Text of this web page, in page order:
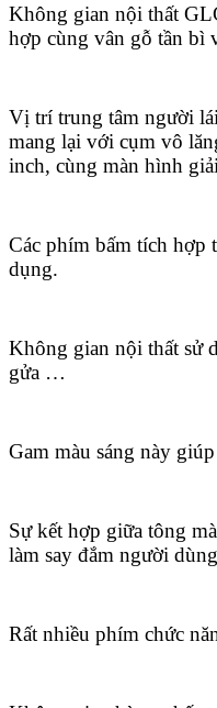
Không gian nội thất
hợp cùng vân gỗ tần bì
Vị trí trung tâm người
mang lại với cụm vô
inch, cùng màn hình
Các phím bấm tích hợp
dụng.
Không gian nội thất sử
gửa …
Gam màu sáng này
Sự kết hợp giữa tông
làm say đắm người
Rất nhiều phím chức